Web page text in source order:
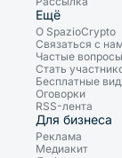
Ещё
О SpazioCrypto
Связаться с
Частые вопросы
Стать
Бесплатные
Оговорки
RSS-лента
Для бизнеса
Реклама
Медиакит